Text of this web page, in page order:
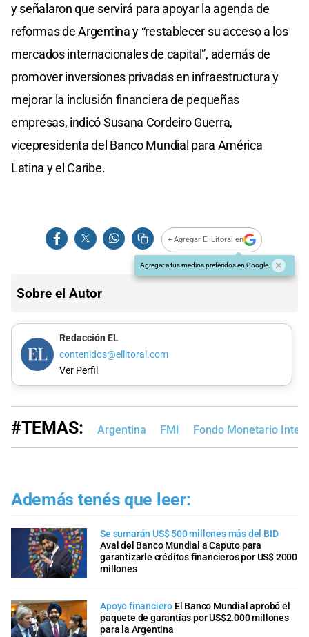
y señalaron que servirá para apoyar la agenda de
reformas de Argentina y “restablecer su acceso a los
mercados internacionales de capital”, además de
promover inversiones privadas en infraestructura y
mejorar la inclusión financiera de pequeñas
empresas, indicó Susana Cordeiro Guerra,
vicepresidenta del Banco Mundial para América
Latina y el Caribe.
+ Agregar El Litoral en
Agregar a tus medios preferidos en Google
Sobre el Autor
Redacción EL
contenidos@ellitoral.com
Ver Perfil
#TEMAS: Argentina FMI Fondo Monetario
Además tenés que leer:
Se sumarán US$ 500 millones más del BID
Aval del Banco Mundial a Caputo para
garantizarle créditos financieros por US$ 2000
millones
Apoyo financiero El Banco Mundial aprobó el
paquete de garantías por US$2.000 millones
para la Argentina